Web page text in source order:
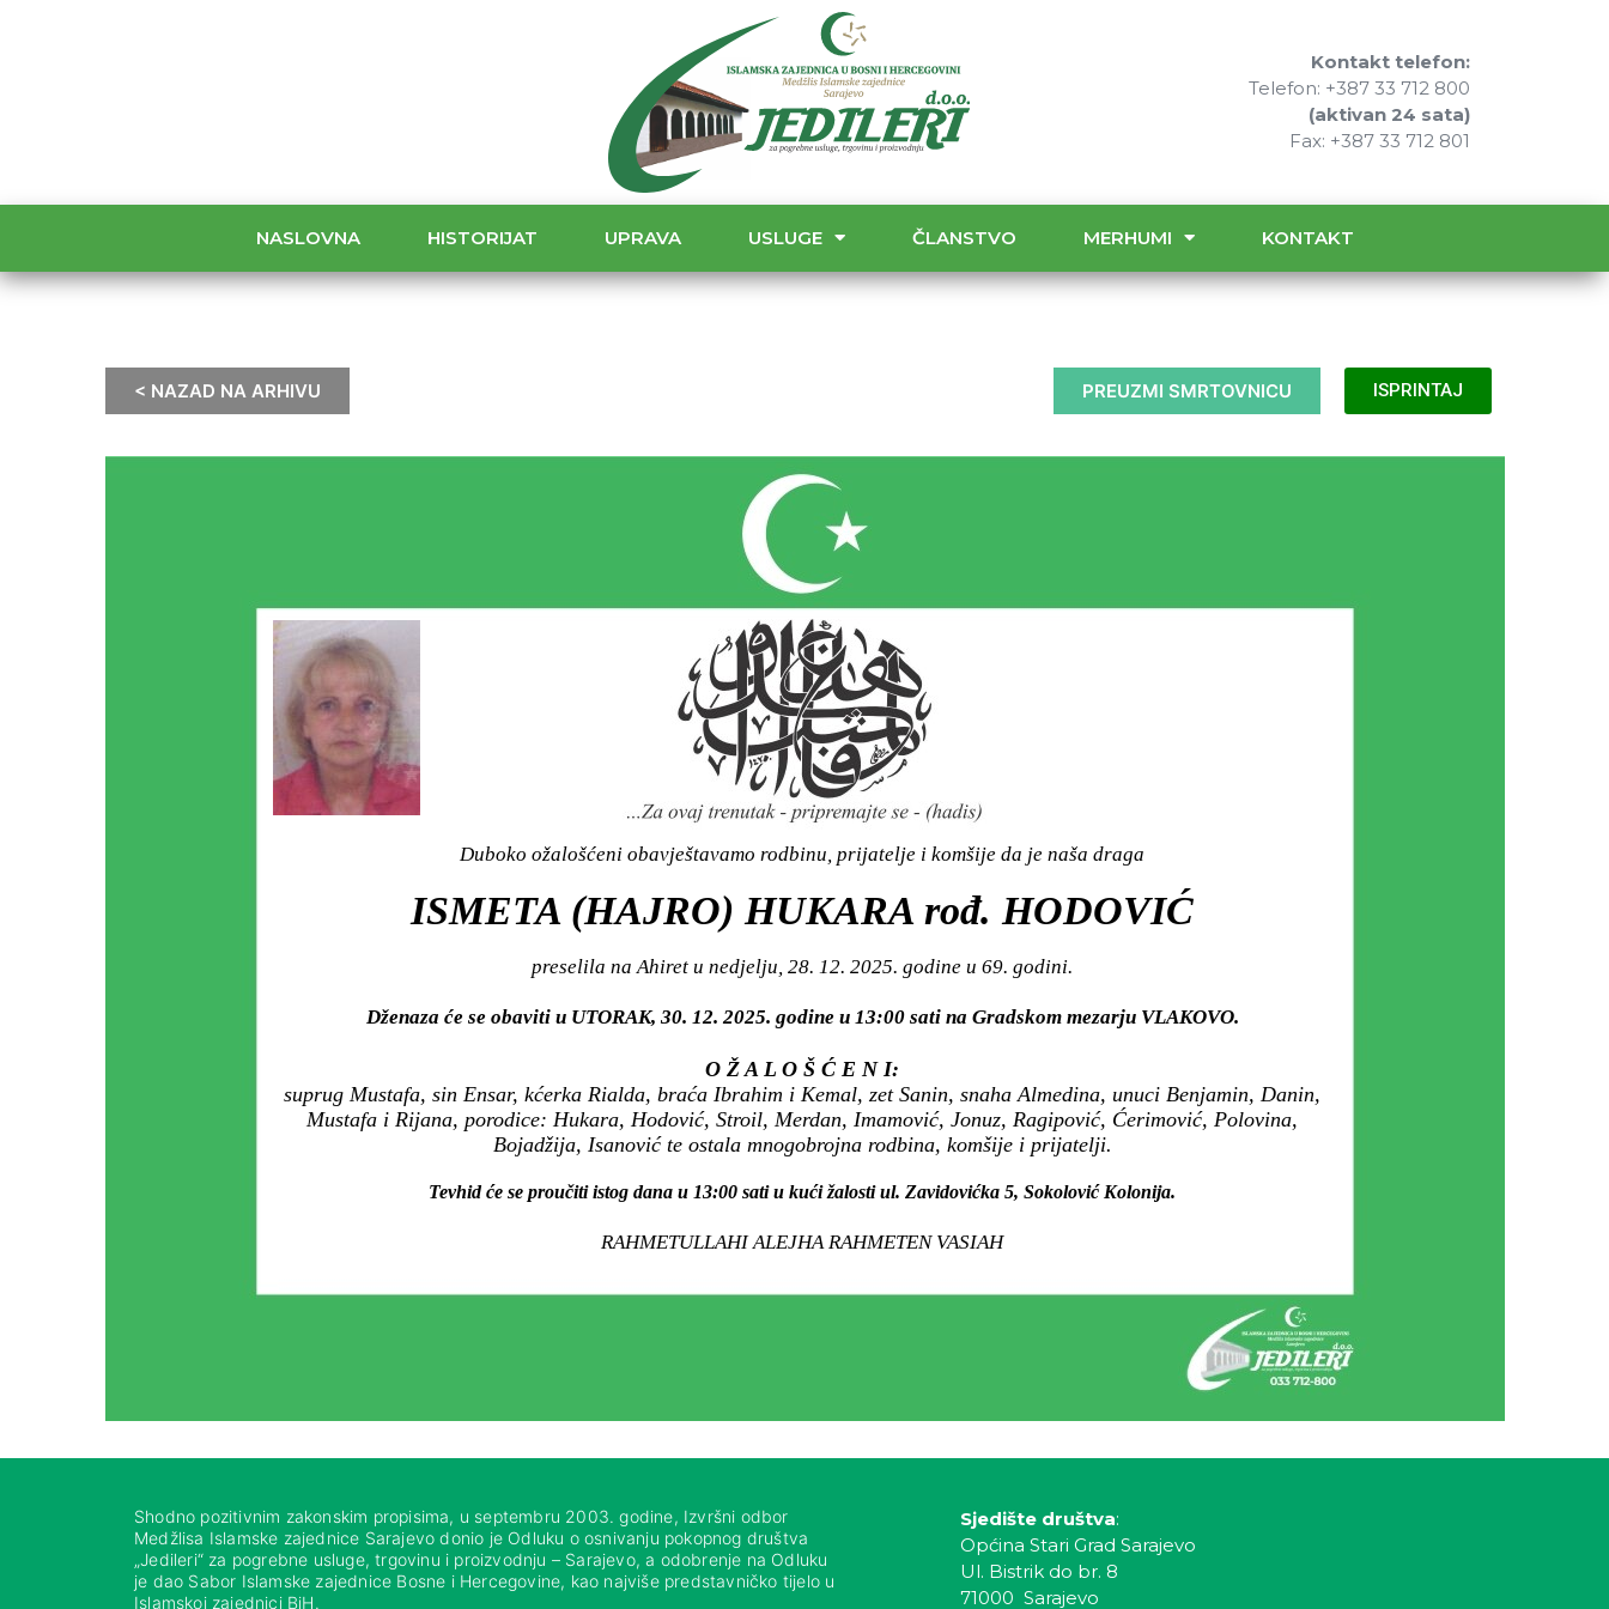
Kontakt telefon:
Telefon: +387 33 712 800
(aktivan 24 sata)
Fax: +387 33 712 801
NASLOVNA HISTORIJAT UPRAVA USLUGE ČLANSTVO MERHUMI KONTAKT
< NAZAD NA ARHIVU PREUZMI SMRTOVNICU ISPRINTAJ
Duboko ožalošćeni obavještavamo rodbinu, prijatelje i komšije da je naša draga
ISMETA (HAJRO) HUKARA rođ. HODOVIĆ
preselila na Ahiret u nedjelju, 28. 12. 2025. godine u 69. godini.
Dženaza će se obaviti u UTORAK, 30. 12. 2025. godine u 13:00 sati na Gradskom mezarju VLAKOVO.
O Ž A L O Š Ć E N I:
suprug Mustafa, sin Ensar, kćerka Rialda, braća Ibrahim i Kemal, zet Sanin, snaha Almedina, unuci Benjamin, Danin,
Mustafa i Rijana, porodice: Hukara, Hodović, Stroil, Merdan, Imamović, Jonuz, Ragipović, Ćerimović, Polovina,
Bojadžija, Isanović te ostala mnogobrojna rodbina, komšije i prijatelji.
Tevhid će se proučiti istog dana u 13:00 sati u kući žalosti ul. Zavidovićka 5, Sokolović Kolonija.
RAHMETULLAHI ALEJHA RAHMETEN VASIAH
Shodno pozitivnim zakonskim propisima, u septembru 2003. godine, Izvršni odbor
Medžlisa Islamske zajednice Sarajevo donio je Odluku o osnivanju pokopnog društva
„Jedileri“ za pogrebne usluge, trgovinu i proizvodnju – Sarajevo, a odobrenje na Odluku
je dao Sabor Islamske zajednice Bosne i Hercegovine, kao najviše predstavničko tijelo u
Islamskoj zajednici BiH.
Sjedište društva:
Općina Stari Grad Sarajevo
Ul. Bistrik do br. 8
71000 Sarajevo